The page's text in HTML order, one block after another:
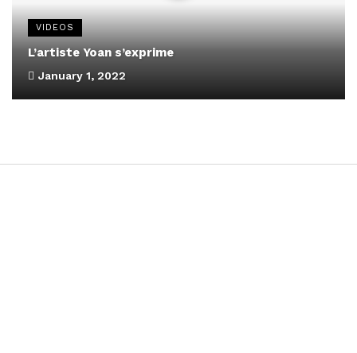
VIDEOS
L’artiste Yoan s’exprime
January 1, 2022